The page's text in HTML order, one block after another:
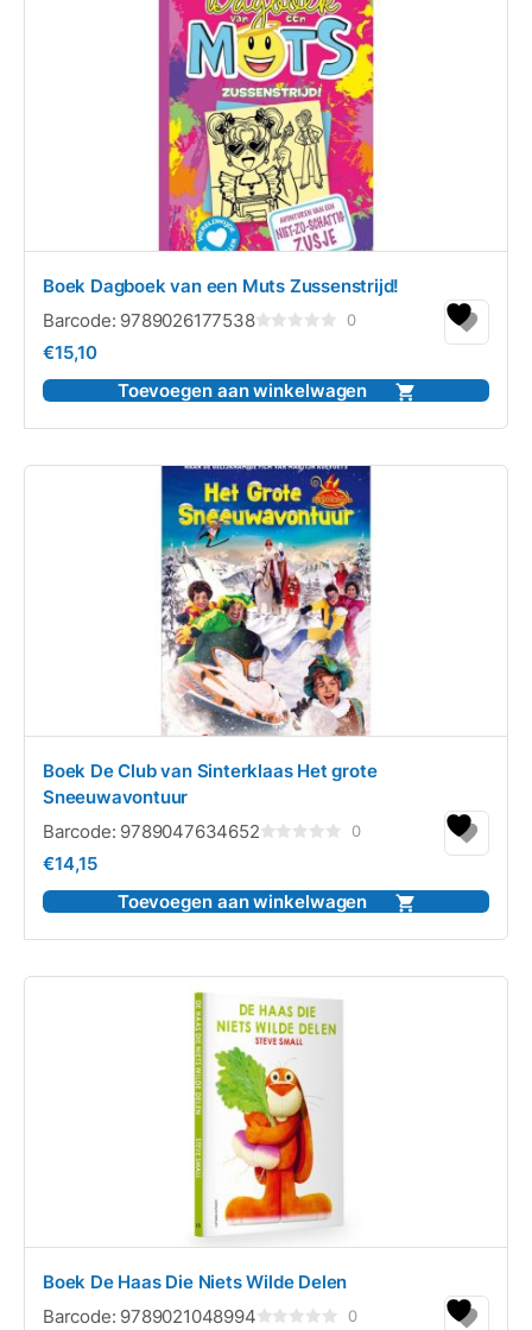
Boek Dagboek van een Muts Zussenstrijd!
Barcode: 9789026177538
5
0
€15,10
Toevoegen aan winkelwagen
Boek De Club van Sinterklaas Het grote
Sneeuwavontuur
Barcode: 9789047634652
5
0
€14,15
Toevoegen aan winkelwagen
Boek De Haas Die Niets Wilde Delen
Barcode: 9789021048994 0